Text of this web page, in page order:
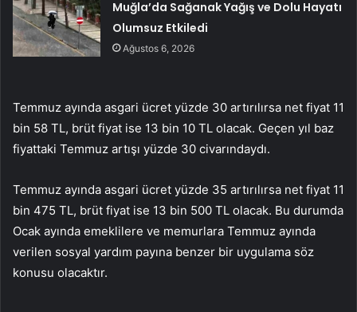
Muğla’da Sağanak Yağış ve Dolu Hayatı
Olumsuz Etkiledi
Ağustos 6, 2026
Temmuz ayında asgari ücret yüzde 30 artırılırsa net fiyat 11
bin 58 TL, brüt fiyat ise 13 bin 10 TL olacak. Geçen yıl baz
fiyattaki Temmuz artışı yüzde 30 civarındaydı.
Temmuz ayında asgari ücret yüzde 35 artırılırsa net fiyat 11
bin 475 TL, brüt fiyat ise 13 bin 500 TL olacak. Bu durumda
Ocak ayında emeklilere ve memurlara Temmuz ayında
verilen sosyal yardım payına benzer bir uygulama söz
konusu olacaktır.